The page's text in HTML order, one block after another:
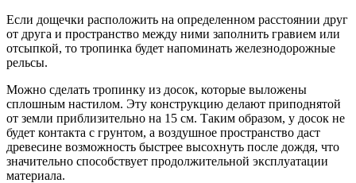
Если дощечки расположить на определенном расстоянии друг
от друга и пространство между ними заполнить гравием или
отсыпкой, то тропинка будет напоминать железнодорожные
рельсы.
Можно сделать тропинку из досок, которые выложены
сплошным настилом. Эту конструкцию делают приподнятой
от земли приблизительно на 15 см. Таким образом, у досок не
будет контакта с грунтом, а воздушное пространство даст
древесине возможность быстрее высохнуть после дождя, что
значительно способствует продолжительной эксплуатации
материала.